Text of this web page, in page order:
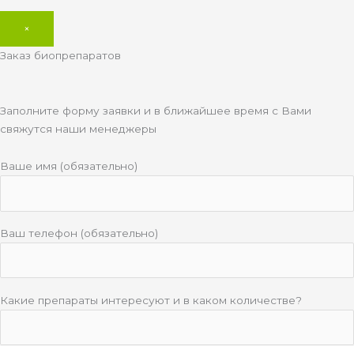
×
Заказ биопрепаратов
Заполните форму заявки и в ближайшее время с Вами
свяжутся наши менеджеры
Ваше имя (обязательно)
Ваш телефон (обязательно)
Какие препараты интересуют и в каком количестве?